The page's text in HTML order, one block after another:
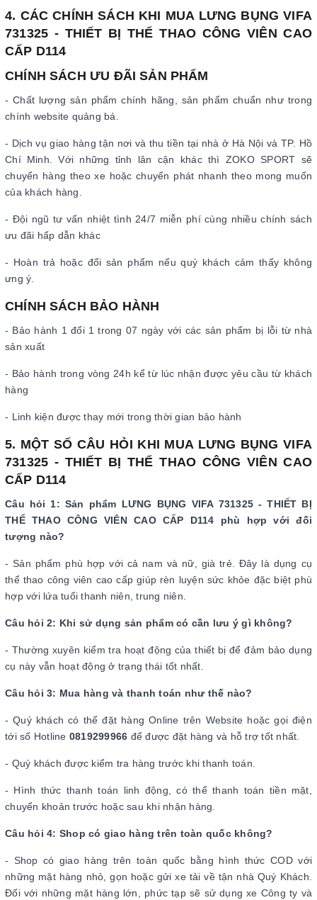
4. CÁC CHÍNH SÁCH KHI MUA LƯNG BỤNG VIFA
731325 - THIẾT BỊ THỂ THAO CÔNG VIÊN CAO
CẤP D114
CHÍNH SÁCH ƯU ĐÃI SẢN PHẨM
- Chất lượng sản phẩm chính hãng, sản phẩm chuẩn như trong
chính website quảng bá.
- Dịch vụ giao hàng tận nơi và thu tiền tại nhà ở Hà Nội và TP. Hồ
Chí Minh. Với những tỉnh lân cận khác thì ZOKO SPORT sẽ
chuyển hàng theo xe hoặc chuyển phát nhanh theo mong muốn
của khách hàng.
- Đội ngũ tư vấn nhiệt tình 24/7 miễn phí cùng nhiều chính sách
ưu đãi hấp dẫn khác
- Hoàn trả hoặc đổi sản phẩm nếu quý khách cảm thấy không
ưng ý.
CHÍNH SÁCH BẢO HÀNH
- Bảo hành 1 đổi 1 trong 07 ngày với các sản phẩm bị lỗi từ nhà
sản xuất
- Bảo hành trong vòng 24h kể từ lúc nhận được yêu cầu từ khách
hàng
- Linh kiện được thay mới trong thời gian bảo hành
5. MỘT SỐ CÂU HỎI KHI MUA LƯNG BỤNG VIFA
731325 - THIẾT BỊ THỂ THAO CÔNG VIÊN CAO
CẤP D114
Câu hỏi 1: Sản phẩm LƯNG BỤNG VIFA 731325 - THIẾT BỊ
THỂ THAO CÔNG VIÊN CAO CẤP D114 phù hợp với đối
tượng nào?
- Sản phẩm phù hợp với cả nam và nữ, già trẻ. Đây là dụng cụ
thể thao công viên cao cấp giúp rèn luyện sức khỏe đặc biệt phù
hợp với lứa tuổi thanh niên, trung niên.
Câu hỏi 2: Khi sử dụng sản phẩm có cần lưu ý gì không?
- Thường xuyên kiểm tra hoạt động của thiết bị để đảm bảo dụng
cụ này vẫn hoạt động ở trạng thái tốt nhất.
Câu hỏi 3: Mua hàng và thanh toán như thế nào?
- Quý khách có thể đặt hàng Online trên Website hoặc gọi điện
tới số Hotline 0819299966 để được đặt hàng và hỗ trợ tốt nhất.
- Quý khách được kiểm tra hàng trước khi thanh toán.
- Hình thức thanh toán linh động, có thể thanh toán tiền mặt,
chuyển khoản trước hoặc sau khi nhận hàng.
Câu hỏi 4: Shop có giao hàng trên toàn quốc không?
- Shop có giao hàng trên toàn quốc bằng hình thức COD với
những mặt hàng nhỏ, gọn hoặc gửi xe tải về tận nhà Quý Khách.
Đối với những mặt hàng lớn, phức tạp sẽ sử dụng xe Công ty và